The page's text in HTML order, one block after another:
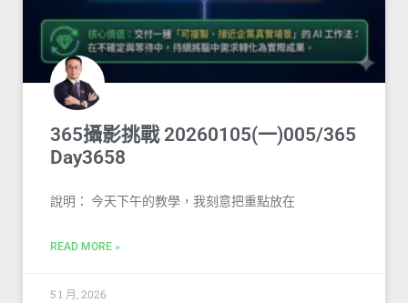
365攝影挑戰 20260105(一)005/365
Day3658
說明： 今天下午的教學，我刻意把重點放在
READ MORE »
5 1 月, 2026